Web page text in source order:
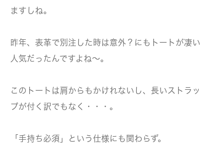
ますしね。
昨年、表革で別注した時は意外？にもトートが凄い
人気だったんですよね～。
このトートは肩からもかけれないし、長いストラッ
プが付く訳でもなく・・・。
「手持ち必須」という仕様にも関わらず。